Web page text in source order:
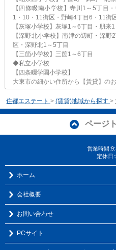
【四條畷南小学校】寺川1～5丁目
1・10・11街区・野崎4丁目6・11街
【灰塚小学校】灰塚1～6丁目・朋来
【深野北小学校】南津の辺町・深
区・深野北1～5丁目
【三箇小学校】三箇1～6丁目
◆私立小学校
【四条畷学園小学校】
大東市の細かい住所から【賃貸】の
住都エステート > (賃貸)地域から探す >
ページ
営業時間
定休日:
ホーム
会社概要
お問い合わせ
PCサイト